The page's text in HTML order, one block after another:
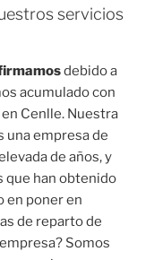
servicios
debido a
acumulado con
Cenlle. Nuestra
una empresa de
de años, y
que han obtenido
en poner en
de reparto de
Somos